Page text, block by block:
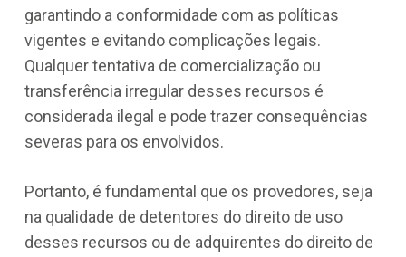
garantindo a conformidade com as políticas
vigentes e evitando complicações legais.
Qualquer tentativa de comercialização ou
transferência irregular desses recursos é
considerada ilegal e pode trazer consequências
severas para os envolvidos.
Portanto, é fundamental que os provedores, seja
na qualidade de detentores do direito de uso
desses recursos ou de adquirentes do direito de